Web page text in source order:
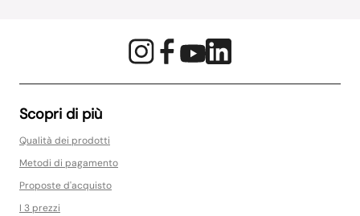
Scopri di più
Qualità dei prodotti
Metodi di pagamento
Proposte d'acquisto
I 3 prezzi